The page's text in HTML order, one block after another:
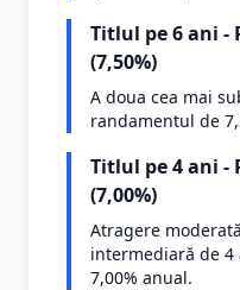
Titlul pe 6 ani -
(7,50%)
A doua cea mai
randamentul de
Titlul pe 4 ani -
(7,00%)
Atragere
intermediară de
7,00% anual.